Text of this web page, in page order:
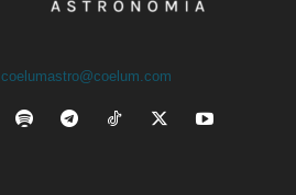
coelumastro@coelum.com